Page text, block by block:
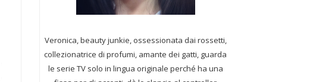
Veronica, beauty junkie, ossessionata dai rossetti,
collezionatrice di profumi, amante dei gatti, guarda
le serie TV solo in lingua originale perché ha una